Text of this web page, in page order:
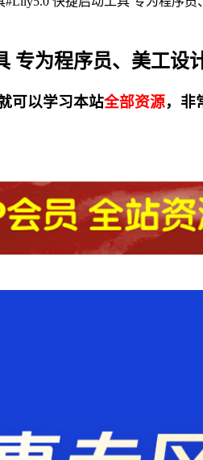
专为程序员、美工设
可以学习本站全部资源，非